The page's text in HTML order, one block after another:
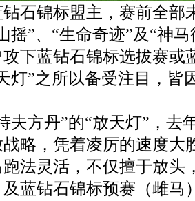
石锦标盟主，赛前全部
摇”、“生命奇迹”及“神
下蓝钻石锦标选拔赛或
灯”之所以备受注目，皆
方丹”的“放天灯”，去
略，凭着凌厉的速度大
法灵活，不仅擅于放头
蓝钻石锦标预赛（雌马